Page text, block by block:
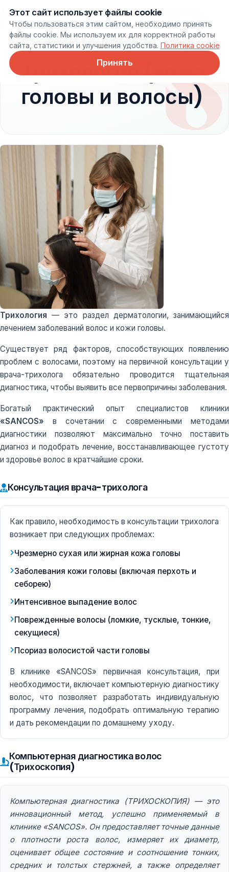
Онлайн запись
Трихология (кожа
головы и волосы)
Трихология — это раздел дерматологии, занимающийся
лечением заболеваний волос и кожи головы.
Существует ряд факторов, способствующих появлению
проблем с волосами, поэтому на первичной консультации у
врача-трихолога обязательно проводится тщательная
диагностика, чтобы выявить все первопричины заболевания.
Богатый практический опыт специалистов клиники
«SANCOS» в сочетании с современными методами
диагностики позволяют максимально точно поставить
диагноз и подобрать лечение, восстанавливающее густоту
и здоровье волос в кратчайшие сроки.
Консультация врача-трихолога
Как правило, необходимость в консультации трихолога
возникает при следующих проблемах:
Чрезмерно сухая или жирная кожа головы
Заболевания кожи головы (включая перхоть и
себорею)
Интенсивное выпадение волос
Поврежденные волосы (ломкие, тусклые, тонкие,
секущиеся)
Псориаз волосистой части головы
В клинике «SANCOS» первичная консультация, при
необходимости, включает компьютерную диагностику
волос, что позволяет разработать индивидуальную
программу лечения, подобрать оптимальную терапию
и дать рекомендации по домашнему уходу.
Компьютерная диагностика волос
(Трихоскопия)
Компьютерная диагностика (ТРИХОСКОПИЯ) — это
инновационный метод, успешно применяемый в
клинике «SANCOS». Он предоставляет точные данные
о плотности роста волос, измеряет их диаметр,
оценивает общее состояние и соотношение тонких,
средних и толстых стержней, а также определяет
Этот сайт использует файлы cookie
Чтобы пользоваться этим сайтом, необходимо принять
файлы cookie. Мы используем их для корректной работы
сайта, статистики и улучшения удобства. Политика cookie
Принять